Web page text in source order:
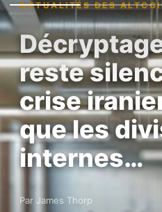
ACTUALITÉS DES
reste
crise
que les
internes…
Par James Thorp